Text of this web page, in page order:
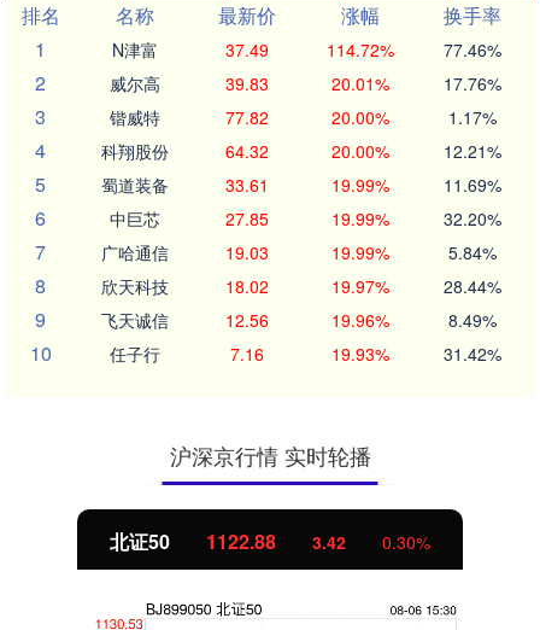
排名
名称 最新价 涨幅
换手率
1
N津富 37.49 114.72% 77.46%
2 威尔高 39.83 20.01% 17.76%
3 锴威特 77.82 20.00% 1.17%
4 科翔股份 64.32 20.00% 12.21%
5 蜀道装备 33.61 19.99% 11.69%
6 中巨芯 27.85 19.99% 32.20%
7 广哈通信 19.03 19.99% 5.84%
8 欣天科技 18.02 19.97% 28.44%
9 飞天诚信 12.56 19.96% 8.49%
10 任子行 7.16 19.93% 31.42%
沪深京行情 实时轮播
北证50 1122.88 3.42 0.30%